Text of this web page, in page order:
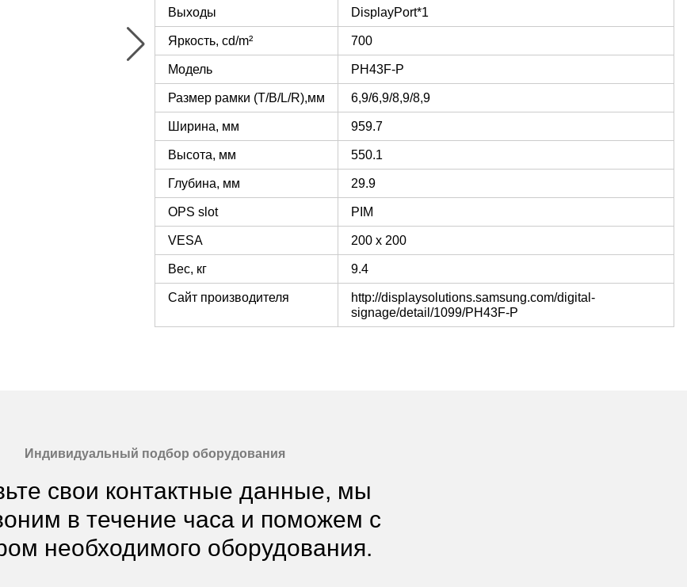
Выходы DisplayPort*1
Яркость, cd/m² 700
Модель PH43F-P
Размер рамки (T/B/L/R),мм 6,9/6,9/8,9/8,9
Ширина, мм 959.7
Высота, мм 550.1
Глубина, мм 29.9
OPS slot PIM
VESA 200 х 200
Вес, кг 9.4
Сайт производителя
http://displaysolutions.samsung.com/digital-
signage/detail/1099/PH43F-P
Индивидуальный подбор оборудования
свои контактные данные, мы
в течение часа и поможем с
необходимого оборудования.